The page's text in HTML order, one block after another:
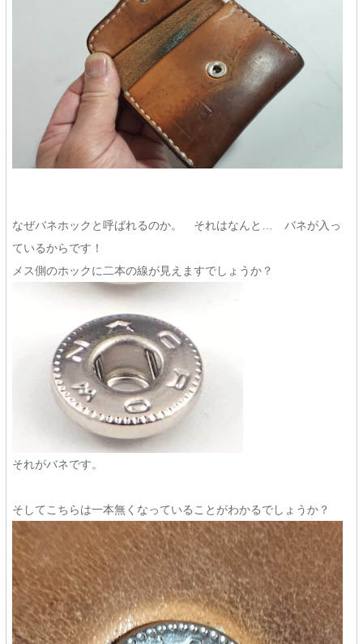
なぜバネホックと呼ばれるのか。 それはなんと… バネが入っ
ているからです！
メス側のホックに二本の線が見えますでしょうか？
それがバネです。
そしてこちらは一本無くなっていることがわかるでしょうか？